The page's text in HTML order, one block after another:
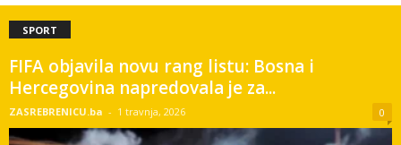
SPORT
FIFA objavila novu rang listu: Bosna i
Hercegovina napredovala je za...
ZASREBRENICU.ba - 1 travnja, 2026 0